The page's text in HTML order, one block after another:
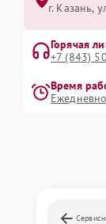
г. Казань,
Горячая
+7 (843)
Время